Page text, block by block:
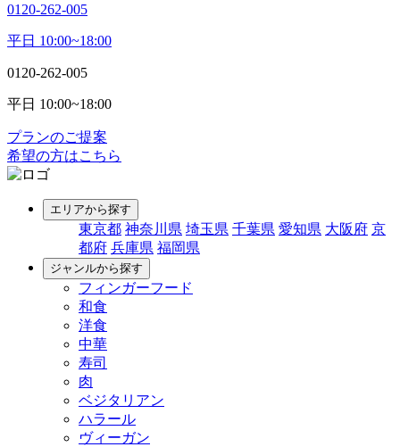
0120-262-005
平日 10:00~18:00
0120-262-005
平日 10:00~18:00
プランのご提案
希望の方はこちら
エリアから探す
東京都 神奈川県 埼玉県 千葉県 愛知県 大阪府 京
都府 兵庫県 福岡県
ジャンルから探す
フィンガーフード
和食
洋食
中華
寿司
肉
ベジタリアン
ハラール
ヴィーガン